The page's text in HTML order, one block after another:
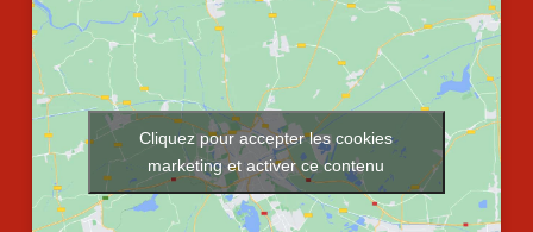
Cliquez pour accepter les cookies
marketing et activer ce contenu